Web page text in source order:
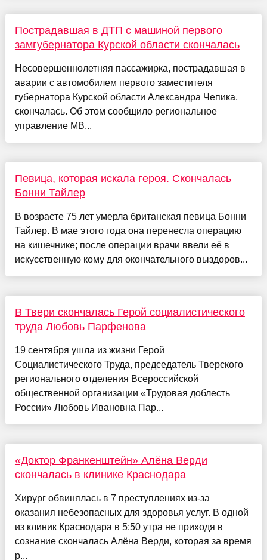
Пострадавшая в ДТП с машиной первого
замгубернатора Курской области скончалась
Несовершеннолетняя пассажирка, пострадавшая в
аварии с автомобилем первого заместителя
губернатора Курской области Александра Чепика,
скончалась. Об этом сообщило региональное
управление МВ...
Певица, которая искала героя. Скончалась
Бонни Тайлер
В возрасте 75 лет умерла британская певица Бонни
Тайлер. В мае этого года она перенесла операцию
на кишечнике; после операции врачи ввели её в
искусственную кому для окончательного выздоров...
В Твери скончалась Герой социалистического
труда Любовь Парфенова
19 сентября ушла из жизни Герой
Социалистического Труда, председатель Тверского
регионального отделения Всероссийской
общественной организации «Трудовая доблесть
России» Любовь Ивановна Пар...
«Доктор Франкенштейн» Алёна Верди
скончалась в клинике Краснодара
Хирург обвинялась в 7 преступлениях из-за
оказания небезопасных для здоровья услуг. В одной
из клиник Краснодара в 5:50 утра не приходя в
сознание скончалась Алёна Верди, которая за время
р...